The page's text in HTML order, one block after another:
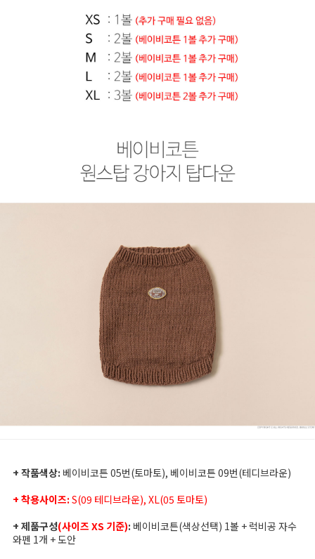
+ 작품색상: 베이비코튼 05번(토마토), 베이비코튼 09번(테디브라운)
+ 착용사이즈: S(09 테디브라운), XL(05 토마토)
+ 제품구성(사이즈 XS 기준): 베이비코튼(색상선택) 1볼 + 럭비공 자수
와펜 1개 + 도안